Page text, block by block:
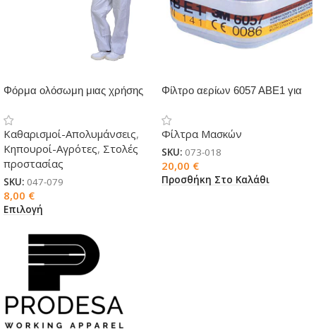
Φόρμα ολόσωμη μιας χρήσης
Καθαρισμοί-Απολυμάνσεις,
Κηπουροί-Αγρότες, Στολές
προστασίας
SKU: 047-079
8,00 €
Επιλογή
Φίλτρο αερίων 6057 ΑΒΕ1 για
Φίλτρα Μασκών
SKU: 073-018
20,00 €
Προσθήκη Στο Καλάθι